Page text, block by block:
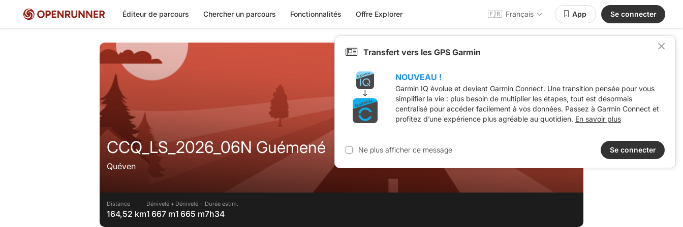
Éditeur de parcours Chercher un parcours Fonctionnalités Offre Explorer 🇫🇷 Français App Se connecter
CCQ_LS_2026_06N Guémené
Quéven
Distance
164,52 km
Dénivelé +
1 667 m
Dénivelé -
1 665 m
Durée estim.
7h34
Transfert vers les GPS Garmin
NOUVEAU !
Garmin IQ évolue et devient Garmin Connect. Une transition pensée pour vous
simplifier la vie : plus besoin de multiplier les étapes, tout est désormais
centralisé pour accéder facilement à vos données. Passez à Garmin Connect et
profitez d’une expérience plus agréable au quotidien. En savoir plus
Ne plus afficher ce message Se connecter